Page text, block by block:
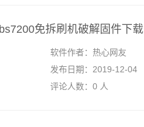
免拆刷机破解固件下载
软件作者：热心网友
发布日期：2019-12-04
评论人数：0 人